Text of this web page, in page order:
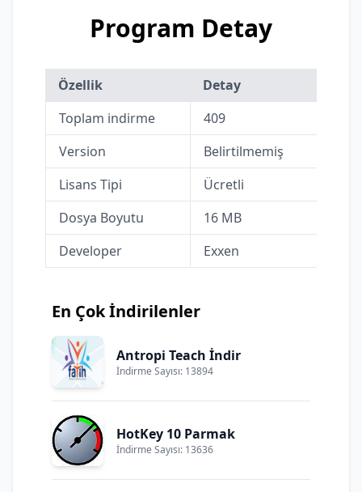
Program Detay
Özellik
Detay
Toplam indirme
409
Version
Belirtilmemiş
Lisans Tipi
Ücretli
Dosya Boyutu
16 MB
Developer
Exxen
En Çok İndirilenler
Antropi Teach İndir
İndirme Sayısı: 13894
HotKey 10 Parmak
İndirme Sayısı: 13636